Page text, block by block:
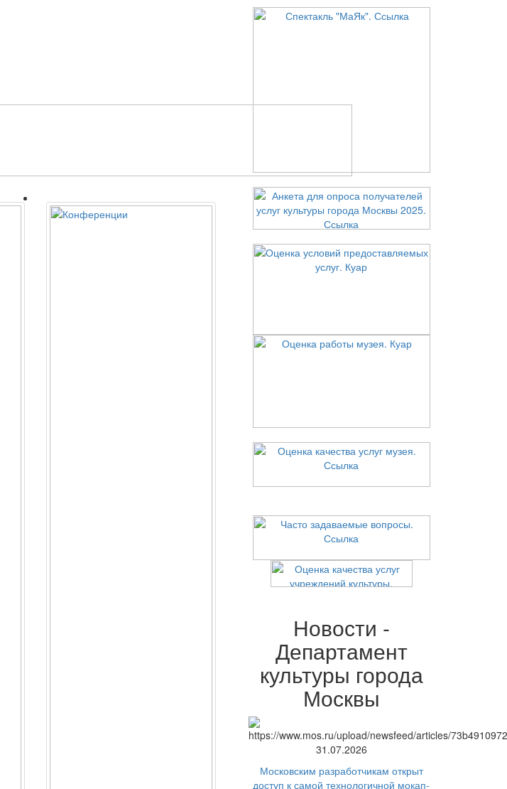
Новости -
Департамент
культуры города
Москвы
31.07.2026
Московским разработчикам открыт
доступ к самой технологичной мокап-